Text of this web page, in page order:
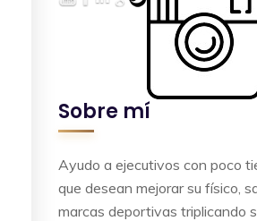
Sobre mí
Ayudo a ejecutivos con poco
que desean mejorar su físico,
marcas deportivas triplicando